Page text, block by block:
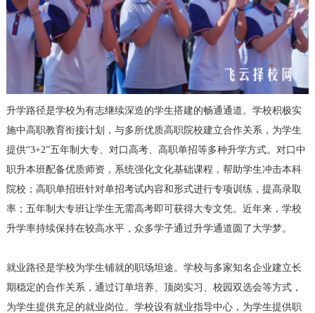
升学路径是学校为有志继续深造的学生搭建的畅通通道。学校积极实
施中高职教育衔接计划，与多所优质高职院校建立合作关系，为学生
提供“3+2”五年制大专、对口高考、高职单招等多种升学方式。对口中
职升本班配备优质师资，系统强化文化基础课程，帮助学生冲击本科
院校；高职单招班针对单招考试内容和形式进行专项训练，提高录取
率；五年制大专班让学生无需高考即可获得大专文凭。近年来，学校
升学率持续保持在较高水平，众多学子通过升学通道圆了大学梦。
就业路径是学校为学生铺就的职场坦途。学校与多家知名企业建立长
期稳定的合作关系，通过订单培养、顶岗实习、校园双选会等方式，
为学生提供充足的就业岗位。学校设有就业指导中心，为学生提供职